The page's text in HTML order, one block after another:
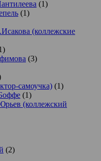
(1)
(1)
(коллежские
(3)
самоучка) (1)
(1)
(коллежский
(2)